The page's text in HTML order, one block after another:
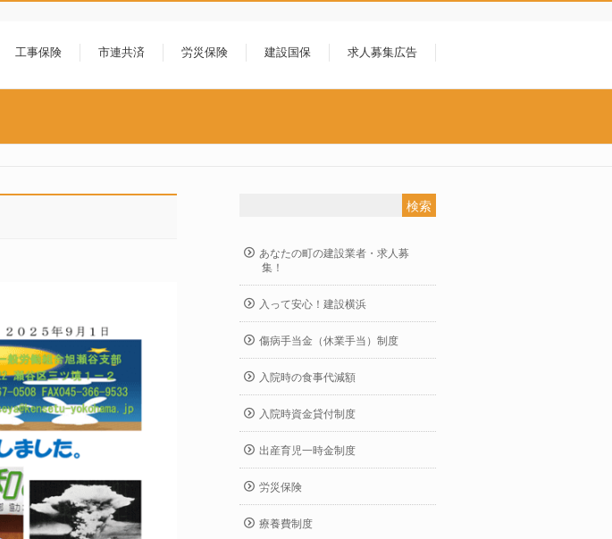
工事保険 市連共済 労災保険 建設国保 求人募集広告
あなたの町の建設業者・求人募
集！
入って安心！建設横浜
傷病手当金（休業手当）制度
入院時の食事代減額
入院時資金貸付制度
出産育児一時金制度
労災保険
療養費制度